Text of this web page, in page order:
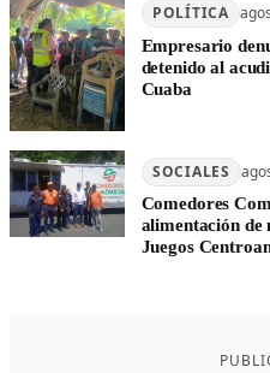
POLÍTICA
Empresario
detenido al
Cuaba
SOCIALES
Comedores
alimentación de
Juegos